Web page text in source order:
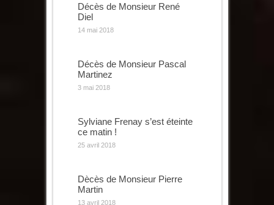
Décès de Monsieur René
Diel
14 mai 2018
Décès de Monsieur Pascal
Martinez
3 mai 2018
Sylviane Frenay s’est éteinte
ce matin !
25 avril 2018
Dècès de Monsieur Pierre
Martin
13 avril 2018